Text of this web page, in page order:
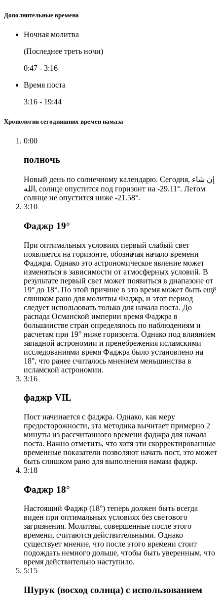
Дополнительные времена
Ночная молитва
(Последнее треть ночи)
0:47 - 3:16
Время поста
3:16 - 19:44
Хронология сегодняшних времен намаза
0:00
полночь
Новый день по солнечному календарю. Сегодня, إن شاء
الله, солнце опустится под горизонт на -29.11°. Летом
солнце не опустится ниже -21.58°.
3:10
Фаджр 19°
При оптимальных условиях первый слабый свет
появляется на горизонте, обозначая начало времени
Фаджра. Однако это астрономическое явление может
изменяться в зависимости от атмосферных условий. В
результате первый свет может появиться в диапазоне от
19° до 18°. По этой причине в это время может быть ещё
слишком рано для молитвы Фаджр, и этот период
следует использовать только для начала поста. До
распада Османской империи время Фаджра в
большинстве стран определялось по наблюдениям и
расчетам при 19° ниже горизонта. Однако под влиянием
западной астрономии и пренебрежения исламскими
исследованиями время Фаджра было установлено на
18°, что ранее считалось мнением меньшинства в
исламской астрономии.
3:16
фаджр VIL
Пост начинается с фаджра. Однако, как меру
предосторожности, эта методика вычитает примерно 2
минуты из рассчитанного времени фаджра для начала
поста. Важно отметить, что хотя эти скорректированные
временные показатели позволяют начать пост, это может
быть слишком рано для выполнения намаза фаджр.
3:18
Фаджр 18°
Настоящий Фаджр (18°) теперь должен быть всегда
виден при оптимальных условиях без светового
загрязнения. Молитвы, совершенные после этого
времени, считаются действительными. Однако
существует мнение, что после этого времени стоит
подождать немного дольше, чтобы быть уверенным, что
время действительно наступило.
5:15
Шурук (восход солнца) с использованием